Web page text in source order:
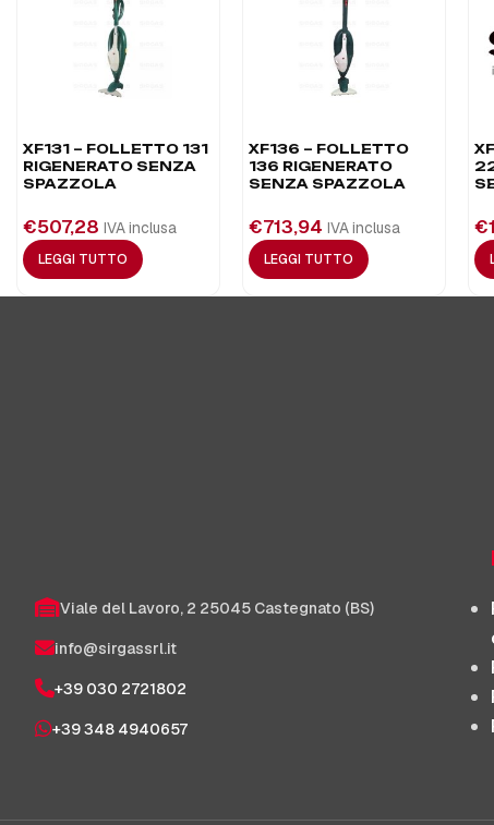
XF131 – FOLLETTO 131
RIGENERATO SENZA
SPAZZOLA
€507,28 IVA inclusa
LEGGI TUTTO
XF136 – FOLLETTO
136 RIGENERATO
SENZA SPAZZOLA
€713,94 IVA inclusa
LEGGI TUTTO
€
Viale del Lavoro, 2 25045 Castegnato (BS)
info@sirgassrl.it
+39 030 2721802
+39 348 4940657